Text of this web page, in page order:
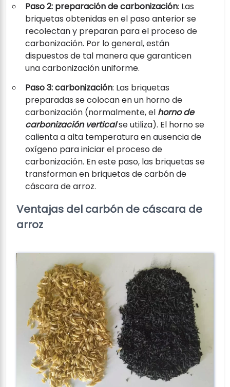
Paso 2: preparación de carbonización: Las
briquetas obtenidas en el paso anterior se
recolectan y preparan para el proceso de
carbonización. Por lo general, están
dispuestos de tal manera que garanticen
una carbonización uniforme.
Paso 3: carbonización: Las briquetas
preparadas se colocan en un horno de
carbonización (normalmente, el horno de
carbonización verticalse utiliza). El horno se
calienta a alta temperatura en ausencia de
oxígeno para iniciar el proceso de
carbonización. En este paso, las briquetas se
transforman en briquetas de carbón de
cáscara de arroz.
Ventajas del carbón de cáscara de
arroz